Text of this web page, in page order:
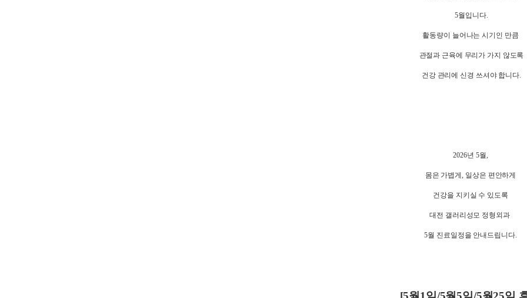
5월입니다.
활동량이 늘어나는 시기인 만큼
관절과 근육에 무리가 가지 않도록
건강 관리에 신경 쓰셔야 합니다.
2026년 5월,
몸은 가볍게, 일상은 편안하게
건강을 지키실 수 있도록
대전 갤러리성모 정형외과
5월 진료일정을 안내드립니다.